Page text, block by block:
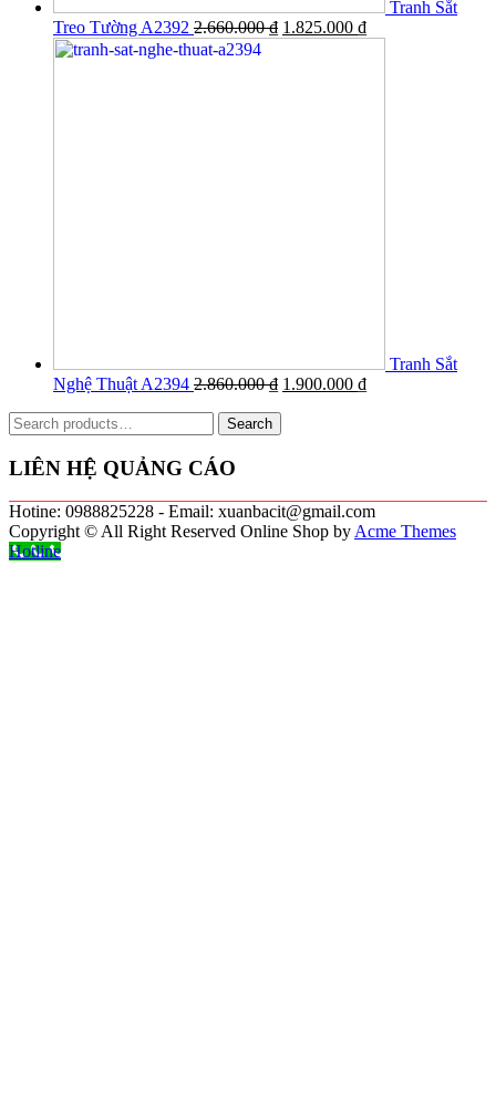
Tranh Sắt
Treo Tường A2392 2.660.000₫ 1.825.000 ₫
Tranh Sắt
Nghệ Thuật A2394 2.860.000₫ 1.900.000 ₫
Search
for:
Search
LIÊN HỆ QUẢNG CÁO
Hotine: 0988825228 - Email: xuanbacit@gmail.com
Copyright © All Right Reserved Online Shop by Acme Themes
Hotline